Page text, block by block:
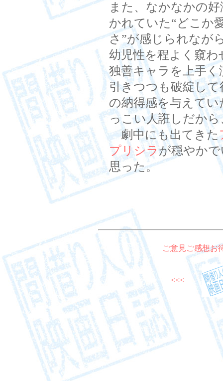
また、なかなかの
かれていた“どこか
さ”が感じられなが
幼児性を程よく窺
独善キャラを上手
引きつつも破綻し
の納得感を与えて
っこい人誑しだか
劇中にも出てきた
プリシラが穏やか
思った。
ご意見ご感想お
<<<